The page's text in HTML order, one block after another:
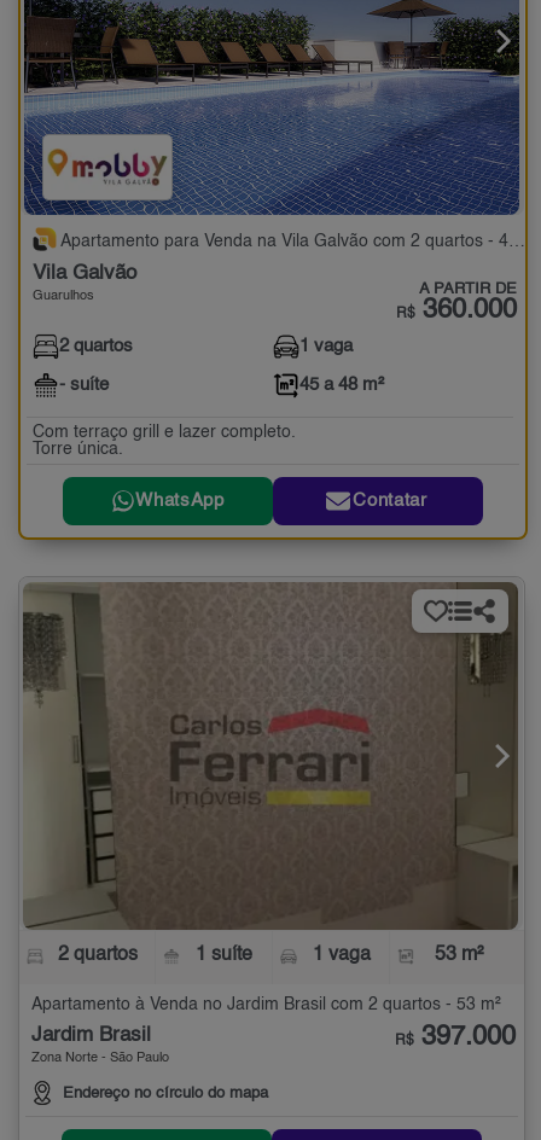
Apartamento para Venda na Vila Galvão com 2 quartos - 45 a 48 m²
Vila Galvão
Guarulhos A PARTIR DE
R$ 360.000
2 quartos
- suíte
1 vaga
45 a 48 m²
Com terraço grill e lazer completo.
Torre única.
WhatsApp Contatar
2 quartos 1 suíte 1 vaga 53 m²
Apartamento à Venda no Jardim Brasil com 2 quartos - 53 m²
Jardim Brasil
Zona Norte - São Paulo
Endereço no círculo do mapa
R$ 397.000